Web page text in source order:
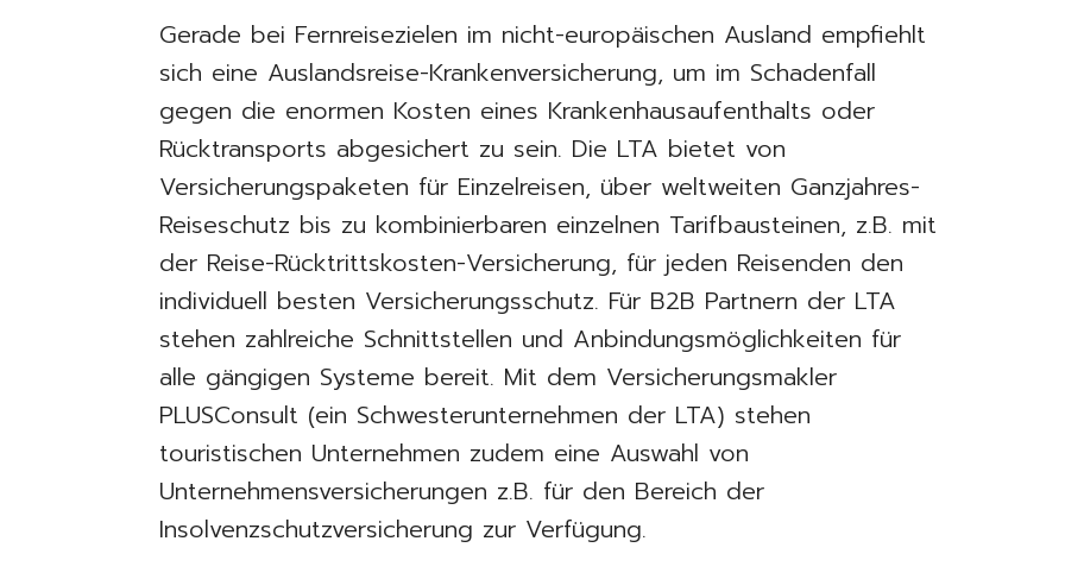
Gerade bei Fernreisezielen im nicht-europäischen Ausland empfiehlt
sich eine Auslandsreise-Krankenversicherung, um im Schadenfall
gegen die enormen Kosten eines Krankenhausaufenthalts oder
Rücktransports abgesichert zu sein. Die LTA bietet von
Versicherungspaketen für Einzelreisen, über weltweiten Ganzjahres-
Reiseschutz bis zu kombinierbaren einzelnen Tarifbausteinen, z.B. mit
der Reise-Rücktrittskosten-Versicherung, für jeden Reisenden den
individuell besten Versicherungsschutz. Für B2B Partnern der LTA
stehen zahlreiche Schnittstellen und Anbindungsmöglichkeiten für
alle gängigen Systeme bereit. Mit dem Versicherungsmakler
PLUSConsult (ein Schwesterunternehmen der LTA) stehen
touristischen Unternehmen zudem eine Auswahl von
Unternehmensversicherungen z.B. für den Bereich der
Insolvenzschutzversicherung zur Verfügung.